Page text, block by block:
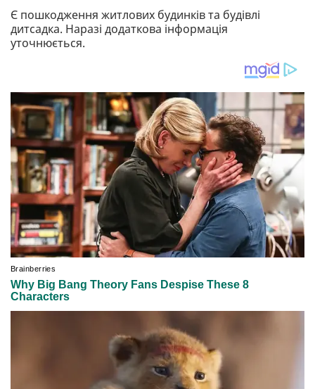
Є пошкодження житлових будинків та будівлі
дитсадка. Наразі додаткова інформація
уточнюється.